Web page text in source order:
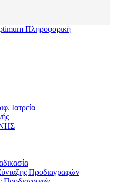
Πληροφορική
Ιατρεία
Προδιαγραφών